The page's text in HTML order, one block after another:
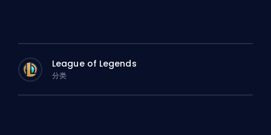
League of Legends
分类